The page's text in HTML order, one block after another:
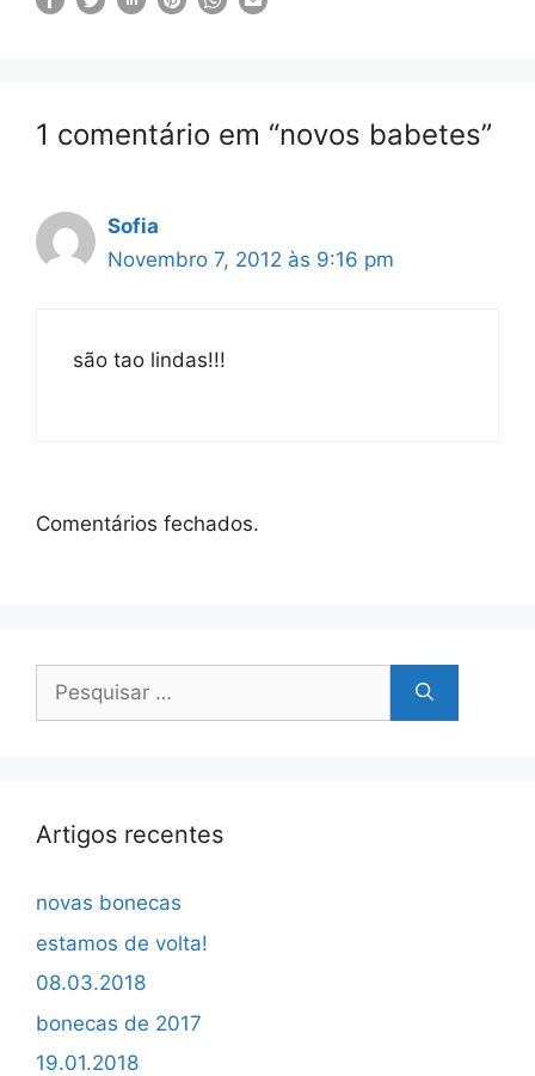
1 comentário em “novos babetes”
Sofia
Novembro 7, 2012 às 9:16 pm
são tao lindas!!!
Comentários fechados.
Pesquisar
Artigos recentes
novas bonecas
estamos de volta!
08.03.2018
bonecas de 2017
19.01.2018